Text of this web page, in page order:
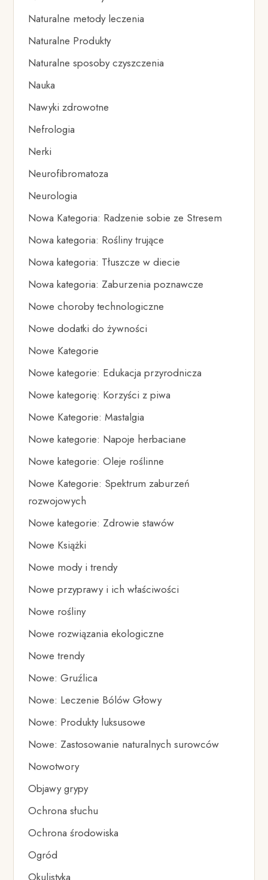
Naturalne metody leczenia
Naturalne Produkty
Naturalne sposoby czyszczenia
Nauka
Nawyki zdrowotne
Nefrologia
Nerki
Neurofibromatoza
Neurologia
Nowa Kategoria: Radzenie sobie ze Stresem
Nowa kategoria: Rośliny trujące
Nowa kategoria: Tłuszcze w diecie
Nowa kategoria: Zaburzenia poznawcze
Nowe choroby technologiczne
Nowe dodatki do żywności
Nowe Kategorie
Nowe kategorie: Edukacja przyrodnicza
Nowe kategorię: Korzyści z piwa
Nowe Kategorie: Mastalgia
Nowe kategorie: Napoje herbaciane
Nowe kategorie: Oleje roślinne
Nowe Kategorie: Spektrum zaburzeń
rozwojowych
Nowe kategorie: Zdrowie stawów
Nowe Książki
Nowe mody i trendy
Nowe przyprawy i ich właściwości
Nowe rośliny
Nowe rozwiązania ekologiczne
Nowe trendy
Nowe: Gruźlica
Nowe: Leczenie Bólów Głowy
Nowe: Produkty luksusowe
Nowe: Zastosowanie naturalnych surowców
Nowotwory
Objawy grypy
Ochrona słuchu
Ochrona środowiska
Ogród
Okulistyka